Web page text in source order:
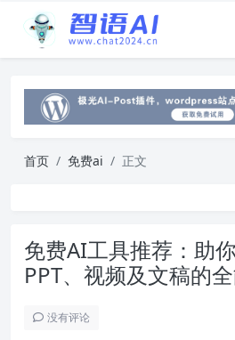
首页 免费ai 正文
免费AI工具推荐：助
PPT、视频及文稿的
没有评论